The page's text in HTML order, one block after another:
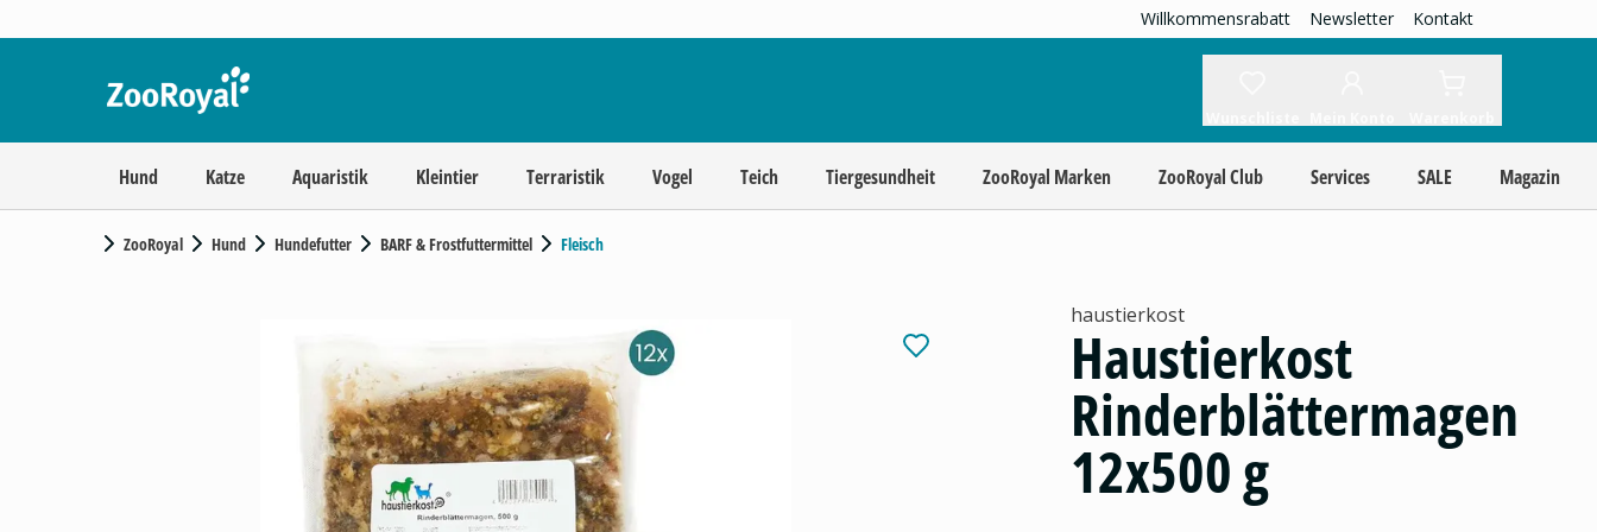
Willkommensrabatt Newsletter Kontakt
Hund Katze Aquaristik Kleintier Terraristik Vogel Teich Tiergesundheit ZooRoyal Marken ZooRoyal Club Services SALE Magazin
ZooRoyal Hund Hundefutter BARF & Frostfuttermittel Fleisch
haustierkost
Haustierkost
Rinderblättermagen
12x500 g